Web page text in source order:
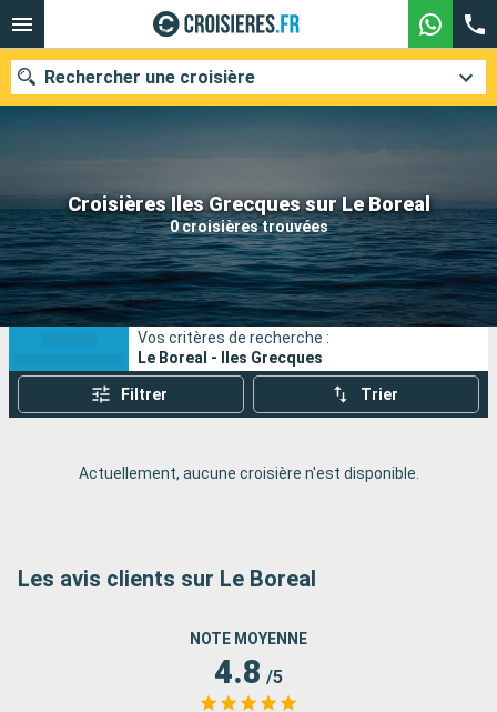
Croisières Iles Grecques sur Le Boreal
0 croisières trouvées
Rechercher une croisière
Nos destinations
Mois de départ
Ports Compagnies
Rechercher
Vos critères de recherche :
Le Boreal - Iles Grecques
Filtrer Trier
Actuellement, aucune croisière n'est disponible.
Les avis clients sur Le Boreal
NOTE MOYENNE
4.8 /5